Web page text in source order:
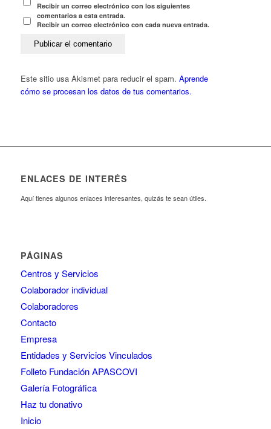
Recibir un correo electrónico con los siguientes
comentarios a esta entrada.
Recibir un correo electrónico con cada nueva entrada.
Este sitio usa Akismet para reducir el spam. Aprende
cómo se procesan los datos de tus comentarios.
ENLACES DE INTERÉS
Aquí tienes algunos enlaces interesantes, quizás te sean útiles.
PÁGINAS
Centros y Servicios
Colaborador individual
Colaboradores
Contacto
Empresa
Entidades y Servicios Vinculados
Folleto Fundación APASCOVI
Galería Fotográfica
Haz tu donativo
Inicio